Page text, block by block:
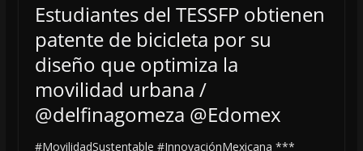
Estudiantes del TESSFP obtienen
patente de bicicleta por su
diseño que optimiza la
movilidad urbana /
@delfinagomeza @Edomex
#MovilidadSustentable #InnovaciónMexicana ***